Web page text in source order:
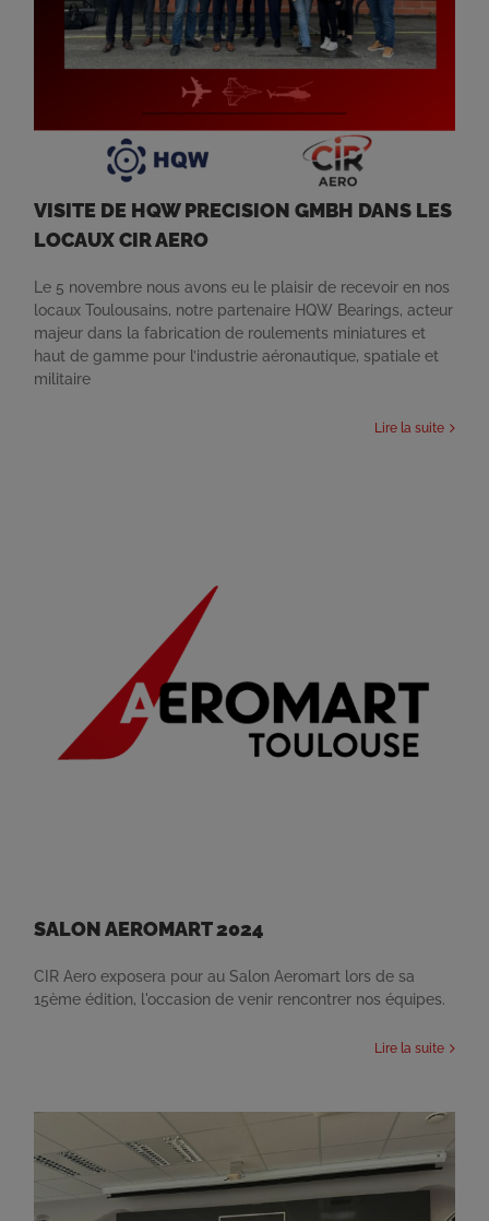
VISITE DE HQW PRECISION GMBH DANS LES
LOCAUX CIR AERO
Le 5 novembre nous avons eu le plaisir de recevoir en nos
locaux Toulousains, notre partenaire HQW Bearings, acteur
majeur dans la fabrication de roulements miniatures et
haut de gamme pour l’industrie aéronautique, spatiale et
militaire
Lire la suite
SALON AEROMART 2024
CIR Aero exposera pour au Salon Aeromart lors de sa
15ème édition, l'occasion de venir rencontrer nos équipes.
Lire la suite